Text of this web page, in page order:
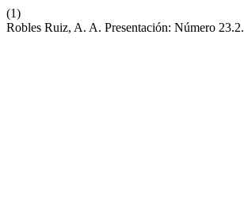
(1)
Robles Ruiz, A. A. Presentación: Número 23.2.